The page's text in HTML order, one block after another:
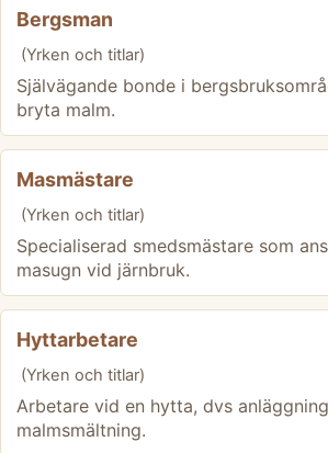
Bergsman
(Yrken och titlar)
Självägande bonde i
bryta malm.
Masmästare
(Yrken och titlar)
Specialiserad smedsmästare som
masugn vid järnbruk.
Hyttarbetare
(Yrken och titlar)
Arbetare vid en hytta, dvs
malmsmältning.